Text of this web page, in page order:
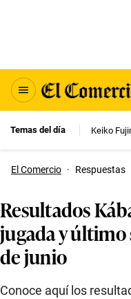
Temas del día Keiko
El Comercio · Respuestas
Resultados
jugada y último
de junio
Conoce aquí los